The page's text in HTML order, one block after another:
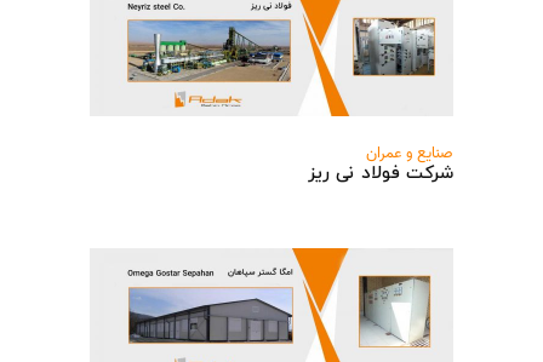
صنایع و عمران
شرکت فولاد نی ریز